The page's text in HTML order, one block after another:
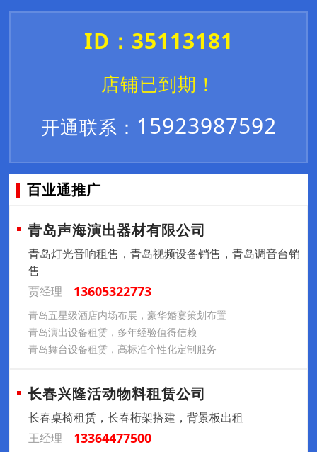
ID：35113181
店铺已到期！
开通联系： 15923987592
百业通推广
青岛声海演出器材有限公司
青岛灯光音响租售，青岛视频设备销售，青岛调音台销
售
贾经理
13605322773
青岛五星级酒店内场布展，豪华婚宴策划布置
青岛演出设备租赁，多年经验值得信赖
青岛舞台设备租赁，高标准个性化定制服务
长春兴隆活动物料租赁公司
长春桌椅租赁，长春桁架搭建，背景板出租
王经理
13364477500